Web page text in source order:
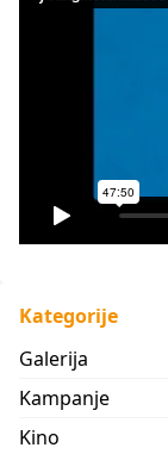
Kategorije
Galerija
Kampanje
Kino